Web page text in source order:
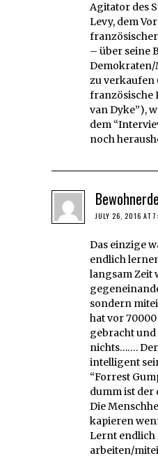
Agitator des
Levy, dem
– über seine
Demokraten/
zu verkaufen
französische
van Dyke”),
dem
noch
JULY 26, 2016 AT
Das einzige
endlich
langsam Zeit
sondern
hat vor
gebracht und
nichts…….
intelligent
“Forrest
dumm ist der
Die
kapieren
Lernt endlich
arbeiten/